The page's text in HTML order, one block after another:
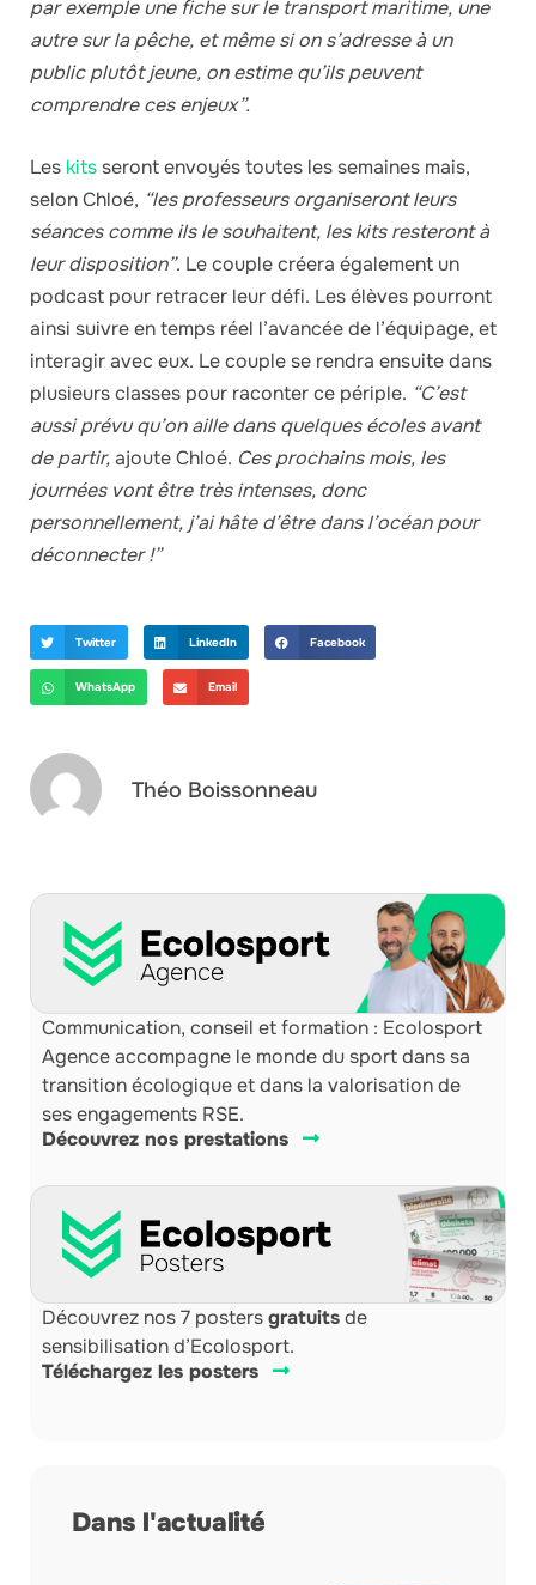
par exemple une fiche sur le transport maritime, une
autre sur la pêche, et même si on s’adresse à un
public plutôt jeune, on estime qu’ils peuvent
comprendre ces enjeux”.
Les kits seront envoyés toutes les semaines mais,
selon Chloé, “les professeurs organiseront leurs
séances comme ils le souhaitent, les kits resteront à
leur disposition”. Le couple créera également un
podcast pour retracer leur défi. Les élèves pourront
ainsi suivre en temps réel l’avancée de l’équipage, et
interagir avec eux. Le couple se rendra ensuite dans
plusieurs classes pour raconter ce périple. “C’est
aussi prévu qu’on aille dans quelques écoles avant
de partir,ajoute Chloé. Ces prochains mois, les
journées vont être très intenses, donc
personnellement, j’ai hâte d’être dans l’océan pour
déconnecter !”
Twitter LinkedIn Facebook
WhatsApp Email
Théo Boissonneau
Communication, conseil et formation : Ecolosport
Agence accompagne le monde du sport dans sa
transition écologique et dans la valorisation de
ses engagements RSE.
Découvrez nos prestations
Découvrez nos 7 postersgratuitsde
sensibilisation d’Ecolosport.
Téléchargez les posters
Dans l'actualité